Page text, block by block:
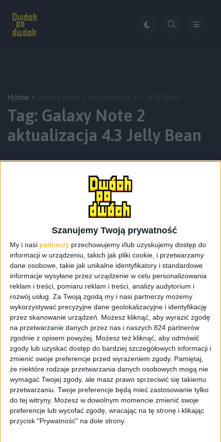
Szanujemy Twoją prywatność
My i nasi partnerzy przechowujemy i/lub uzyskujemy dostęp do
informacji w urządzeniu, takich jak pliki cookie, i przetwarzamy
dane osobowe, takie jak unikalne identyfikatory i standardowe
informacje wysyłane przez urządzenie w celu personalizowania
reklam i treści, pomiaru reklam i treści, analizy audytorium i
rozwój usług. Za Twoją zgodą my i nasi partnerzy możemy
wykorzystywać precyzyjne dane geolokalizacyjne i identyfikację
przez skanowanie urządzeń. Możesz kliknąć, aby wyrazić zgodę
na przetwarzanie danych przez nas i naszych 824 partnerów
zgodnie z opisem powyżej. Możesz też kliknąć, aby odmówić
zgody lub uzyskać dostęp do bardziej szczegółowych informacji i
zmienić swoje preferencje przed wyrażeniem zgody. Pamiętaj,
że niektóre rodzaje przetwarzania danych osobowych mogą nie
wymagać Twojej zgody, ale masz prawo sprzeciwić się takiemu
przetwarzaniu. Twoje preferencje będą mieć zastosowanie tylko
do tej witryny. Możesz w dowolnym momencie zmienić swoje
preferencje lub wycofać zgodę, wracając na tę stronę i klikając
przycisk "Prywatność" na dole strony.
Home
Tag: Galaxy Note 2
aktualizacja 4.3 Jelly Bean
Blog Smartfony
Oficjalny Android 4.3 Jelly Bean dla
Galaxy Note II już jest w Polsce!
(N7100XXUEMK9 XEO)